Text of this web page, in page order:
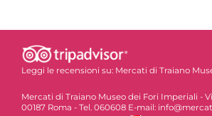
Leggi le recensioni su: Mercati di Traiano
Mercati di Traiano Museo dei Fori Imperiali -
00187 Roma - Tel. 060608 E-mail: